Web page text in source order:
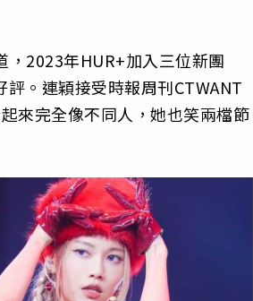
2023年HUR+加入三位新團
。連穎接受時報周刊CTWANT
來完全像不同人，她也笑兩檔節